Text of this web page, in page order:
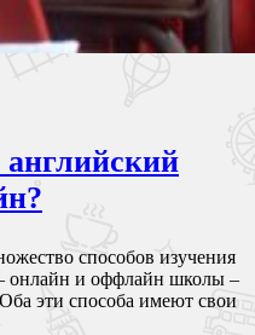
способов изучения
онлайн и оффлайн школы –
эти способа имеют свои